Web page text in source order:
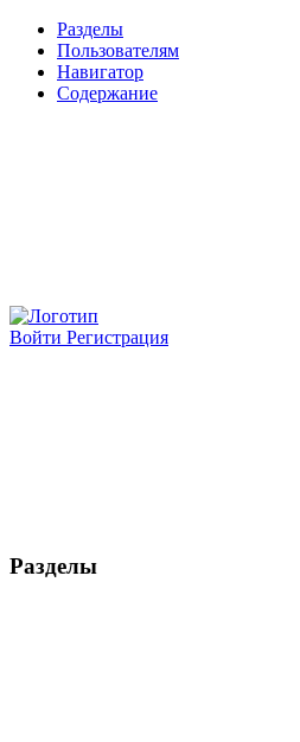
Разделы
Пользователям
Навигатор
Содержание
Войти Регистрация
Разделы